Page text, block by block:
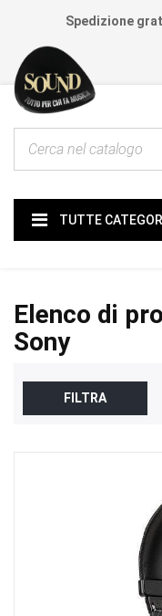
Spedizione
TUTTE
Elenco di
Sony
FILTRA